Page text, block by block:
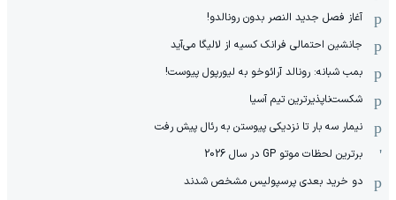
آغاز فصل جدید النصر بدون رونالدو!
جانشین احتمالی فرانک کسیه از لالیگا می‌آید
بمب شبانه: رونالد آرائوخو به لیورپول پیوست!
شکست‌ناپذیرترین تیم آسیا
نیمار سه بار تا نزدیکی پیوستن به رئال پیش رفت
برترین لحظات موتو GP در سال 2026
دو خرید بعدی پرسپولیس مشخص شدند